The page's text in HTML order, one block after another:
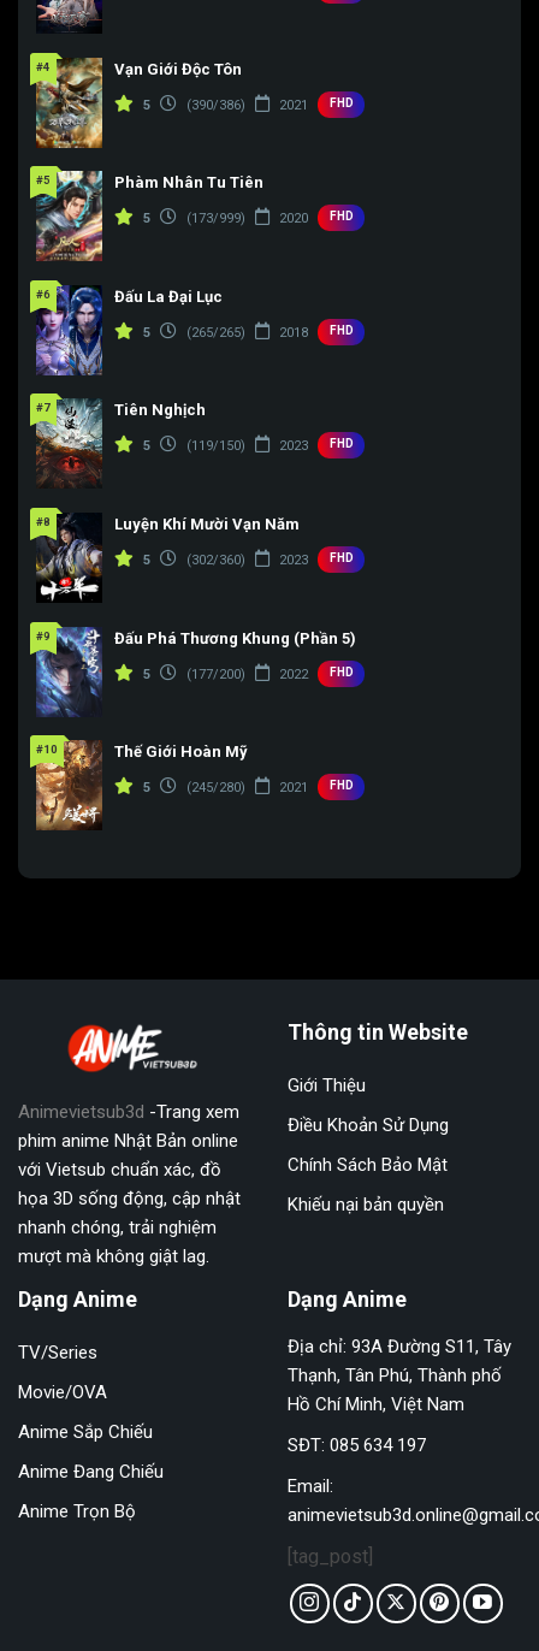
#4 Vạn Giới Độc Tôn
5 (390/386) 2021 FHD
#5 Phàm Nhân Tu Tiên
5 (173/999) 2020 FHD
#6 Đấu La Đại Lục
5 (265/265) 2018 FHD
#7 Tiên Nghịch
5 (119/150) 2023 FHD
#8 Luyện Khí Mười Vạn Năm
5 (302/360) 2023 FHD
#9 Đấu Phá Thương Khung (Phần 5)
5 (177/200) 2022 FHD
#10 Thế Giới Hoàn Mỹ
5 (245/280) 2021 FHD
Animevietsub3d -Trang xem
phim anime Nhật Bản online
với Vietsub chuẩn xác, đồ
họa 3D sống động, cập nhật
nhanh chóng, trải nghiệm
mượt mà không giật lag.
Thông tin Website
Giới Thiệu
Điều Khoản Sử Dụng
Chính Sách Bảo Mật
Khiếu nại bản quyền
Dạng Anime
TV/Series
Movie/OVA
Anime Sắp Chiếu
Anime Đang Chiếu
Anime Trọn Bộ
Dạng Anime
Địa chỉ: 93A Đường S11, Tây
Thạnh, Tân Phú, Thành phố
Hồ Chí Minh, Việt Nam
SĐT: 085 634 197
Email:
[tag_post]